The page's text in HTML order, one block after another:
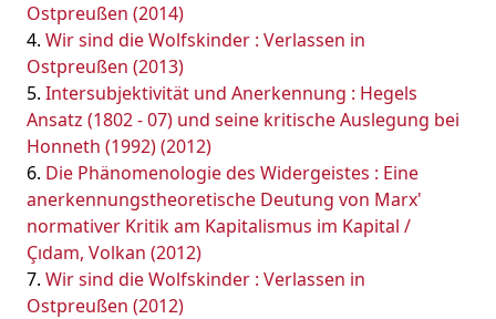
Ostpreußen (2014)
Wir sind die Wolfskinder : Verlassen in
Ostpreußen (2013)
Intersubjektivität und Anerkennung : Hegels
Ansatz (1802 - 07) und seine kritische Auslegung bei
Honneth (1992) (2012)
Die Phänomenologie des Widergeistes : Eine
anerkennungstheoretische Deutung von Marx'
normativer Kritik am Kapitalismus im Kapital /
Çıdam, Volkan (2012)
Wir sind die Wolfskinder : Verlassen in
Ostpreußen (2012)